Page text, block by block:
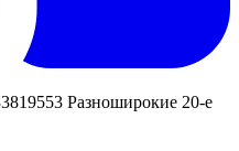
Разноширокие 20-е